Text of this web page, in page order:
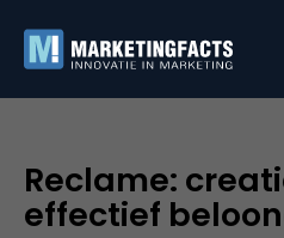
Reclame:
effectief